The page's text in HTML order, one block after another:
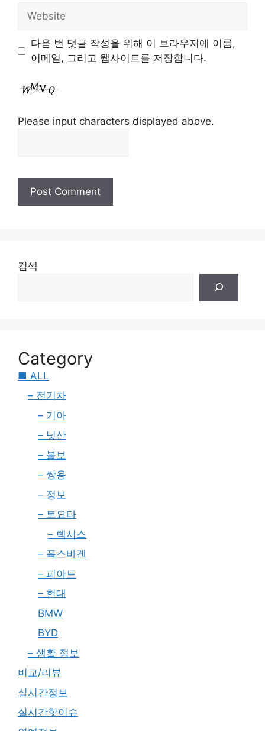
Website
다음 번 댓글 작성을 위해 이 브라우저에 이름,
이메일, 그리고 웹사이트를 저장합니다.
Please input characters displayed above.
검색
Category
■ ALL
– 전기차
– 기아
– 닛산
– 볼보
– 쌍용
– 정보
– 토요타
– 렉서스
– 폭스바겐
– 피아트
– 현대
BMW
BYD
– 생활 정보
비교/리뷰
실시간정보
실시간핫이슈